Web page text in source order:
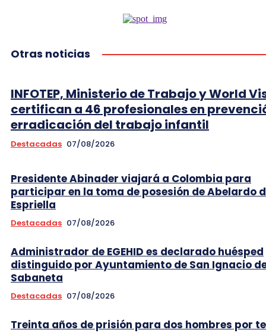
Otras noticias
INFOTEP, Ministerio de Trabajo y World
certifican a 46 profesionales en
erradicación del trabajo infantil
Destacadas 07/08/2026
Presidente Abinader viajará a Colombia para
participar en la toma de posesión de Abelardo
Espriella
Destacadas 07/08/2026
Administrador de EGEHID es declarado huésped
distinguido por Ayuntamiento de San Ignacio
Sabaneta
Destacadas 07/08/2026
Treinta años de prisión para dos hombres por